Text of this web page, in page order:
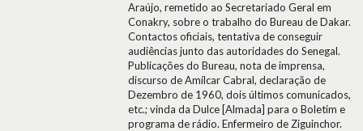
Araújo, remetido ao Secretariado Geral em
Conakry, sobre o trabalho do Bureau de Dakar.
Contactos oficiais, tentativa de conseguir
audiências junto das autoridades do Senegal.
Publicações do Bureau, nota de imprensa,
discurso de Amílcar Cabral, declaração de
Dezembro de 1960, dois últimos comunicados,
etc.; vinda da Dulce [Almada] para o Boletim e
programa de rádio. Enfermeiro de Ziguinchor.